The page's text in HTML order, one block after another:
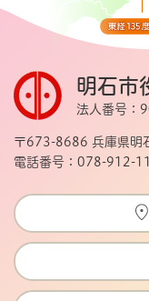
明石市
法人番号：
〒673-8686 兵庫県明
電話番号：078-912-